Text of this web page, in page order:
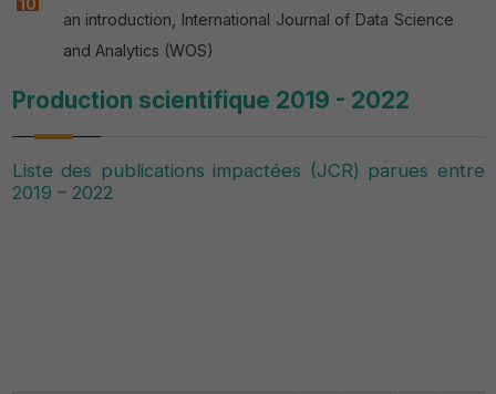
an introduction, International Journal of Data Science
and Analytics (WOS)
Production scientifique 2019 - 2022
Liste des publications impactées (JCR) parues entre
2019 – 2022